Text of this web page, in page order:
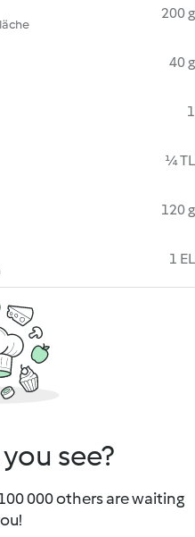
200 g
40 g
1
¼ TL
120 g
1 EL
see?
000 others are waiting